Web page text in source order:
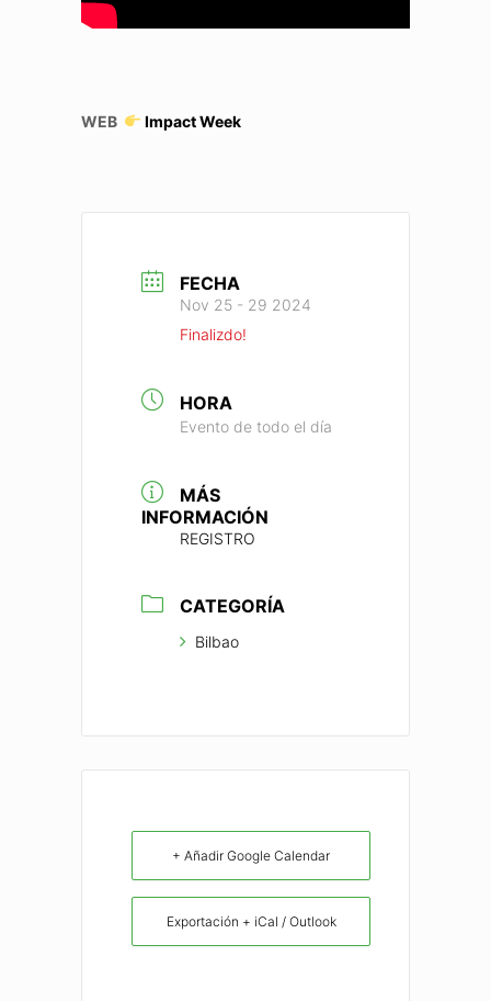
WEB Impact Week
FECHA
Nov 25 - 29 2024
Finalizdo!
HORA
Evento de todo el día
MÁS
INFORMACIÓN
REGISTRO
CATEGORÍA
Bilbao
+ Añadir Google Calendar
Exportación + iCal / Outlook